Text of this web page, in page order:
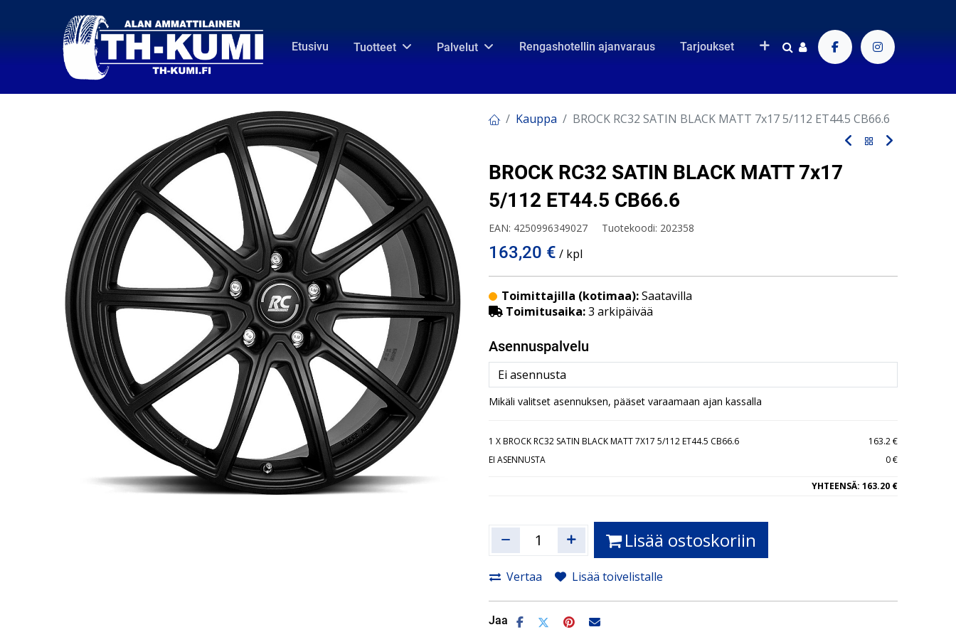
Etusivu Tuotteet Palvelut Rengashotellin ajanvaraus Tarjoukset
Kauppa BROCK RC32 SATIN BLACK MATT 7x17 5/112 ET44.5 CB66.6
BROCK RC32 SATIN BLACK MATT 7x17
5/112 ET44.5 CB66.6
EAN: 4250996349027 Tuotekoodi: 202358
163,20 € / kpl
Toimittajilla (kotimaa):Saatavilla
Toimitusaika:3 arkipäivää
Asennuspalvelu
Mikäli valitset asennuksen, pääset varaamaan ajan kassalla
1 X BROCK RC32 SATIN BLACK MATT 7X17 5/112 ET44.5 CB66.6
163.2 €
EI ASENNUSTA
0 €
YHTEENSÄ: 163.20 €
Lisää ostoskoriin
Vertaa Lisää toivelistalle
Jaa